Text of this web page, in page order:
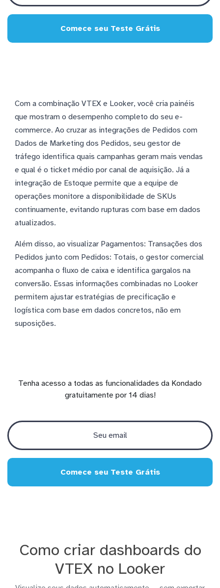
Comece seu Teste Grátis
Com a combinação VTEX e Looker, você cria painéis
que mostram o desempenho completo do seu e-
commerce. Ao cruzar as integrações de Pedidos com
Dados de Marketing dos Pedidos, seu gestor de
tráfego identifica quais campanhas geram mais vendas
e qual é o ticket médio por canal de aquisição. Já a
integração de Estoque permite que a equipe de
operações monitore a disponibilidade de SKUs
continuamente, evitando rupturas com base em dados
atualizados.
Além disso, ao visualizar Pagamentos: Transações dos
Pedidos junto com Pedidos: Totais, o gestor comercial
acompanha o fluxo de caixa e identifica gargalos na
conversão. Essas informações combinadas no Looker
permitem ajustar estratégias de precificação e
logística com base em dados concretos, não em
suposições.
Tenha acesso a todas as funcionalidades da Kondado
gratuitamente por 14 dias!
Comece seu Teste Grátis
Como criar dashboards do
VTEX no Looker